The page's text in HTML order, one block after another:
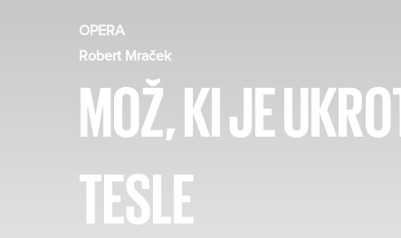
OPERA
Robert Mraček
MOŽ, KI JE
TESLE